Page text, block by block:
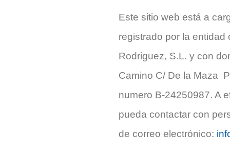
Este sitio web está a
registrado por la
Rodriguez, S.L. y con
Camino C/ De la Maza
numero B-24250987. A
pueda contactar con
de correo electrónico: